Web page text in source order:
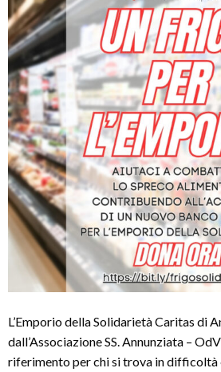
L’Emporio della Solidarietà Caritas di
dall’Associazione SS. Annunziata –
riferimento per chi si trova in difficoltà